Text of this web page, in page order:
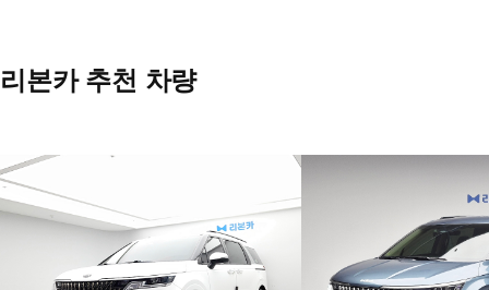
리본카 추천 차량